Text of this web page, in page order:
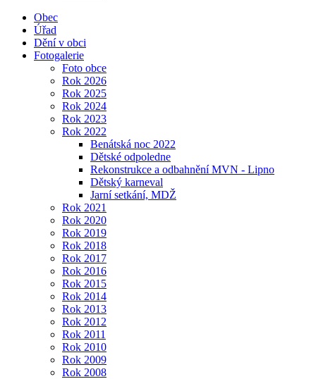
Obec
Úřad
Dění v obci
Fotogalerie
Foto obce
Rok 2026
Rok 2025
Rok 2024
Rok 2023
Rok 2022
Benátská noc 2022
Dětské odpoledne
Rekonstrukce a odbahnění MVN - Lipno
Dětský karneval
Jarní setkání, MDŽ
Rok 2021
Rok 2020
Rok 2019
Rok 2018
Rok 2017
Rok 2016
Rok 2015
Rok 2014
Rok 2013
Rok 2012
Rok 2011
Rok 2010
Rok 2009
Rok 2008